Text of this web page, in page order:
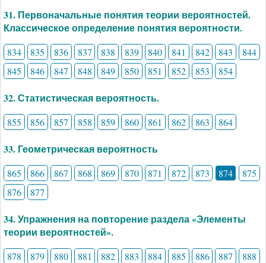
31. Первоначальные понятия теории вероятностей.
Классическое определение понятия вероятности.
834 835 836 837 838 839 840 841 842 843
844
845
846 847 848 849 850 851 852 853 854
32. Статистическая вероятность.
855 856 857 858 859 860 861 862 863 864
33. Геометрическая вероятность
865 866 867 868 869 870 871 872 873 874
875
876
877
34. Упражнения на повторение раздела «Элементы
теории вероятностей».
878 879 880 881 882 883 884 885 886 887 888